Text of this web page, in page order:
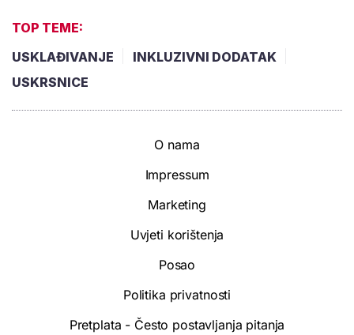
TOP TEME:
USKLAĐIVANJE
INKLUZIVNI DODATAK
USKRSNICE
O nama
Impressum
Marketing
Uvjeti korištenja
Posao
Politika privatnosti
Pretplata - Često postavljanja pitanja